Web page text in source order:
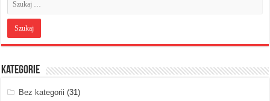
Kategorie
Bez kategorii (31)